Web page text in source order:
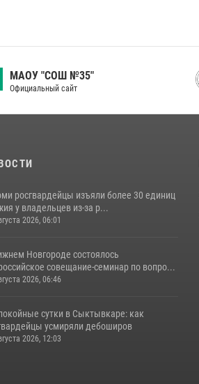
МАОУ "СОШ №35"
Официальный сайт
росгвардейцы изъяли более 30 единиц
у владельцев из-за р...
2026, 06:01
Новгороде состоялось
совещание-семинар по вопро...
2026, 06:46
сутки в Сыктывкаре: как
усмиряли дебоширов
2026, 12:03